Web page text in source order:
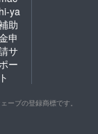
hi-ya
助
申
サ
ー
ト
ーブの登録商標です。